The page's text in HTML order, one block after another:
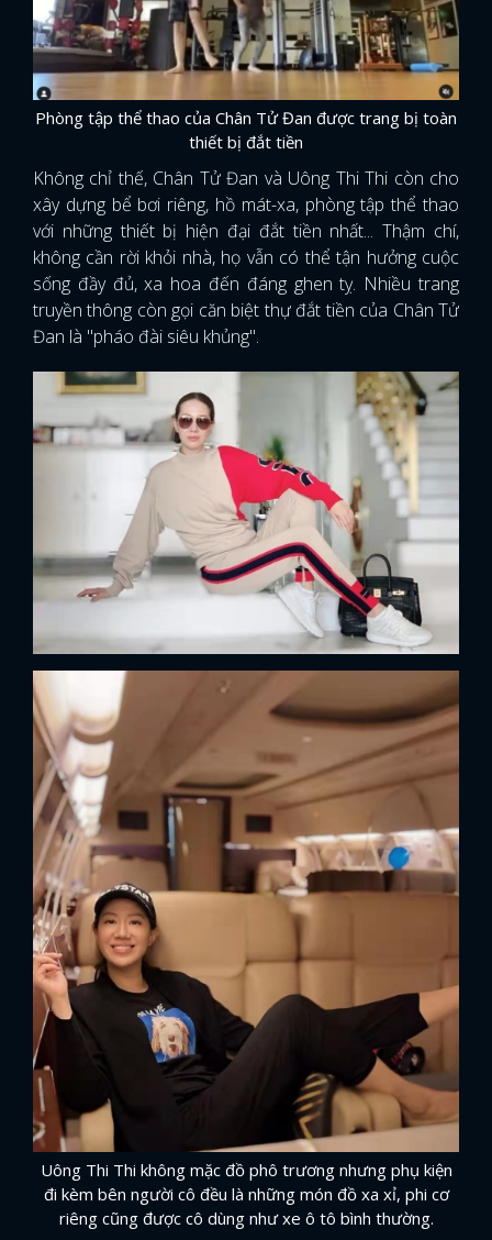
Phòng tập thể thao của Chân Tử Đan được trang bị toàn
thiết bị đắt tiền
Không chỉ thế, Chân Tử Đan và Uông Thi Thi còn cho
xây dựng bể bơi riêng, hồ mát-xa, phòng tập thể thao
với những thiết bị hiện đại đắt tiền nhất... Thậm chí,
không cần rời khỏi nhà, họ vẫn có thể tận hưởng cuộc
sống đầy đủ, xa hoa đến đáng ghen tỵ. Nhiều trang
truyền thông còn gọi căn biệt thự đắt tiền của Chân Tử
Đan là "pháo đài siêu khủng".
Uông Thi Thi không mặc đồ phô trương nhưng phụ kiện
đi kèm bên người cô đều là những món đồ xa xỉ, phi cơ
riêng cũng được cô dùng như xe ô tô bình thường.